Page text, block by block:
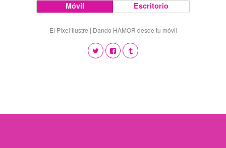
Móvil Escritorio
El Pixel Ilustre | Dando HAMOR desde tu móvil